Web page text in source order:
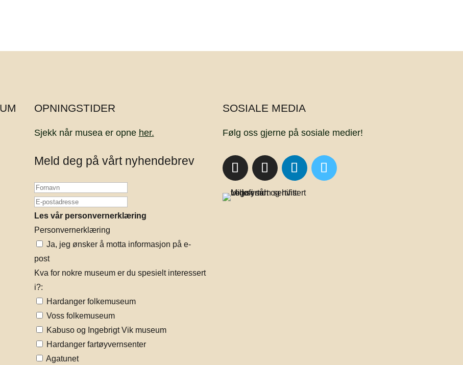
OPNINGSTIDER
Sjekk når musea er opne her.
Meld deg på vårt nyhendebrev
Les vår personvernerklæring
Personvernerklæring
Ja, jeg ønsker å motta informasjon på e-
post
Kva for nokre museum er du spesielt interessert
i?:
Hardanger folkemuseum
Voss folkemuseum
Kabuso og Ingebrigt Vik museum
Hardanger fartøyvernsenter
Agatunet
SOSIALE MEDIA
Følg oss gjerne på sosiale medier!